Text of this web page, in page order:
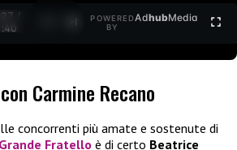
/
POWERED
BY
AdhubMedia
Carmine Recano
concorrenti più amate e sostenute di
Grande Fratello è di certo Beatrice